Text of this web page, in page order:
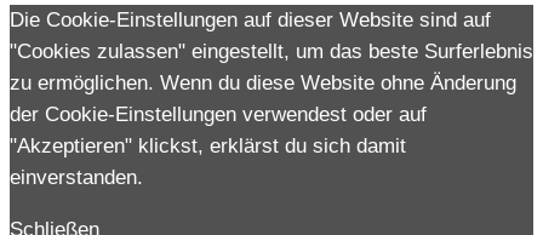
Die Cookie-Einstellungen auf dieser Website sind auf
"Cookies zulassen" eingestellt, um das beste Surferlebnis
zu ermöglichen. Wenn du diese Website ohne Änderung
der Cookie-Einstellungen verwendest oder auf
"Akzeptieren" klickst, erklärst du sich damit
einverstanden.
Schließen